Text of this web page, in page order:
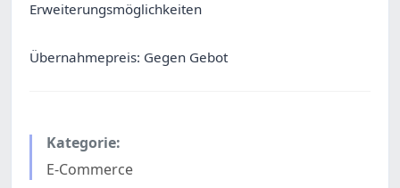
Erweiterungsmöglichkeiten
Übernahmepreis: Gegen Gebot
Kategorie:
E-Commerce